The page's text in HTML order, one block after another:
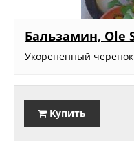
Бальзамин, Ole
Укорененный
Купить